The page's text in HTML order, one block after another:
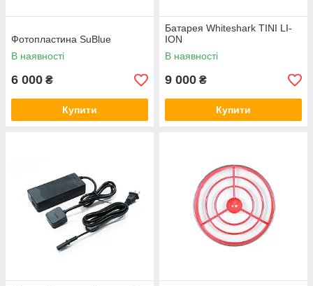
Фотопластина SuBlue
В наявності
6 000 ₴
Купити
Батарея Whiteshark TINI LI-
ION
В наявності
9 000 ₴
Купити